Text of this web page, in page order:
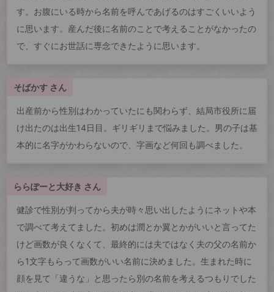
す。お腹にいる時から名前を呼んであげるのはすごくいいよう
に思います。産んだ後に名前のことで考えることがなかったの
で、すぐにお世話に専念できたように思います。
そばかす さん
出産前から性別はわかっていたにも関わらず、結局市役所に届
け出たのは出生14日目。ギリギリまで悩みました。男の子は基
本的に名字がかわらないので、字画など何回も調べました。
ららぽーと大好き さん
健診で性別が判ってから夫が時々思い出したようにネットや本
で調べて考えてました。初めは潤とか翼とかがいいと言ってた
けど画数が良くなくて、最終的には夫ではなく夫の父の名前か
ら1文字もらって画数がいい名前に決めました。生まれた時に
顔を見て「違うな」と思ったら別の名前を考えるつもりでした